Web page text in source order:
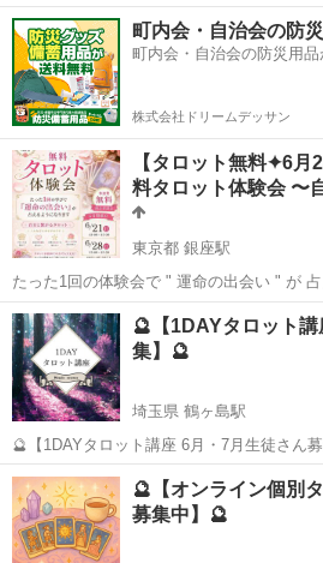
モティーのメッセージ機能を使用します。 占い方法はおみくじ感覚の
シンプルなタロット占いです。 基本は1枚
は複数枚のカードを引くこともあ...
東京 千代田区 竹橋駅 タロット
町内会・自治会の防
町内会・自治会の防災用
株式会社ドリームデッサン
【タロット無料✦6月
料タロット体験会 〜
東京都 銀座駅
たった1回の体験会で " 運命の出会い " が 占えるようになります✨️
【少人数制 2名から開催】 タロット初心
く タロット大アルカナから 出会いを学びます😊 詳細はご連
いませ...
東京 中央区 銀座駅 タロット
🔮【1DAYタロット
集】🔮
埼玉県 鶴ヶ島駅
🔮【1DAYタロット講座 6月・7月生徒さん
〜・〜・〜・〜・〜・〜・〜・〜・〜・〜・〜・〜
「特別な能力がある人だけが読むもの」ではありませ
ードの意味を 覚えることよりもカードを...
埼玉 川越市 鶴ヶ島駅 タロット
🔮【オンライン個別
募集中】🔮